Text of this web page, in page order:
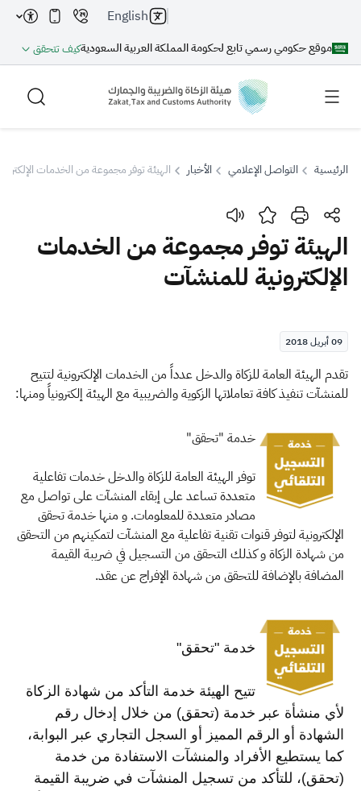
موقع حكومي رسمي تابع لحكومة المملكة العربية السعوديةكيف تتحقق
English
بحث
بحث بحث AI
اقتراحات
ضريبة القيمة المضافة
الإقرار الضريبي
التصرفات العقارية
الرئيسية التواصل الإعلامي الأخبار الهيئة توفر مجموعة من الخدمات
الهيئة توفر مجموعة من الخدمات
الإلكترونية للمنشآت
09 أبريل 2018
تقدم الهيئة العامة للزكاة والدخل عدداً من الخدمات الإلكترونية لتتيح
للمنشآت تنفيذ كافة تعاملاتها الزكوية والضريبية مع الهيئة إلكترونياً ومنها:​
خدمة "تحقق"​
توفر الهيئة العامة للزكاة والدخل خدمات تفاعلية
متعددة تساعد على إبقاء المنشآت على تواصل مع
مصادر متعددة للمعلومات. و منها خدمة تحقق
الإلكترونية لتوفر قنوات تقنية تفاعلية مع المنشآت لتمكينهم من التحقق
من شهادة الزكاة و كذلك التحقق من التسجيل في ضريبة القيمة
المضافة بالإضافة للتحقق من شهادة الإفراج عن عقد.
خدمة "تحقق"​
تتيح الهيئة خدمة التأكد من شهادة الزكاة
لأي منشأة عبر خدمة (تحقق) من خلال إدخال رقم
الشهادة أو الرقم المميز أو السجل التجاري عبر البوابة،
كما يستطيع الأفراد والمنشآت الاستفادة من خدمة
(تحقق)، للتأكد من تسجيل المنشآت في ضريبة القيمة